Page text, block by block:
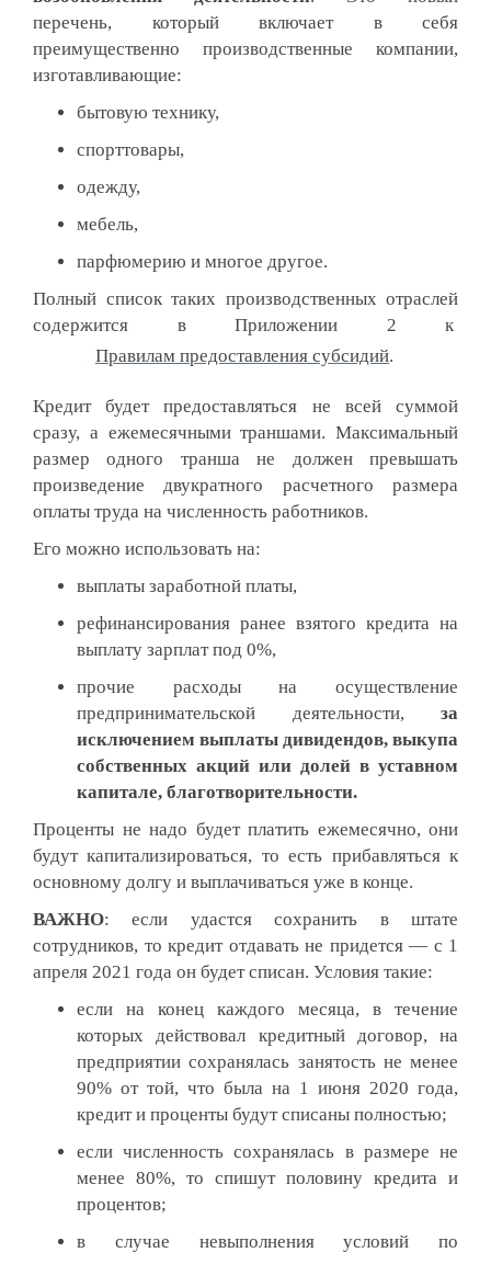
перечень, который включает в себя
преимущественно производственные компании,
изготавливающие:
бытовую технику,
спорттовары,
одежду,
мебель,
парфюмерию и многое другое.
Полный список таких производственных отраслей
содержится в Приложении 2 к
Правилам предоставления субсидий.
Кредит будет предоставляться не всей суммой
сразу, а ежемесячными траншами. Максимальный
размер одного транша не должен превышать
произведение двукратного расчетного размера
оплаты труда на численность работников.
Его можно использовать на:
выплаты заработной платы,
рефинансирования ранее взятого кредита на
выплату зарплат под 0%,
прочие расходы на осуществление
предпринимательской деятельности, за
исключением выплаты дивидендов, выкупа
собственных акций или долей в уставном
капитале, благотворительности.
Проценты не надо будет платить ежемесячно, они
будут капитализироваться, то есть прибавляться к
основному долгу и выплачиваться уже в конце.
ВАЖНО: если удастся сохранить в штате
сотрудников, то кредит отдавать не придется — с 1
апреля 2021 года он будет списан. Условия такие:
если на конец каждого месяца, в течение
которых действовал кредитный договор, на
предприятии сохранялась занятость не менее
90% от той, что была на 1 июня 2020 года,
кредит и проценты будут списаны полностью;
если численность сохранялась в размере не
менее 80%, то спишут половину кредита и
процентов;
в случае невыполнения условий по